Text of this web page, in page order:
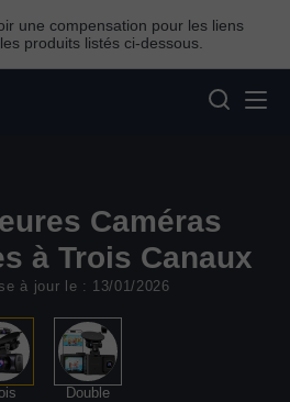
une compensation pour les liens
produits listés ci-dessous.
Caméras
à Trois Canaux
à jour le : 13/01/2026
Double